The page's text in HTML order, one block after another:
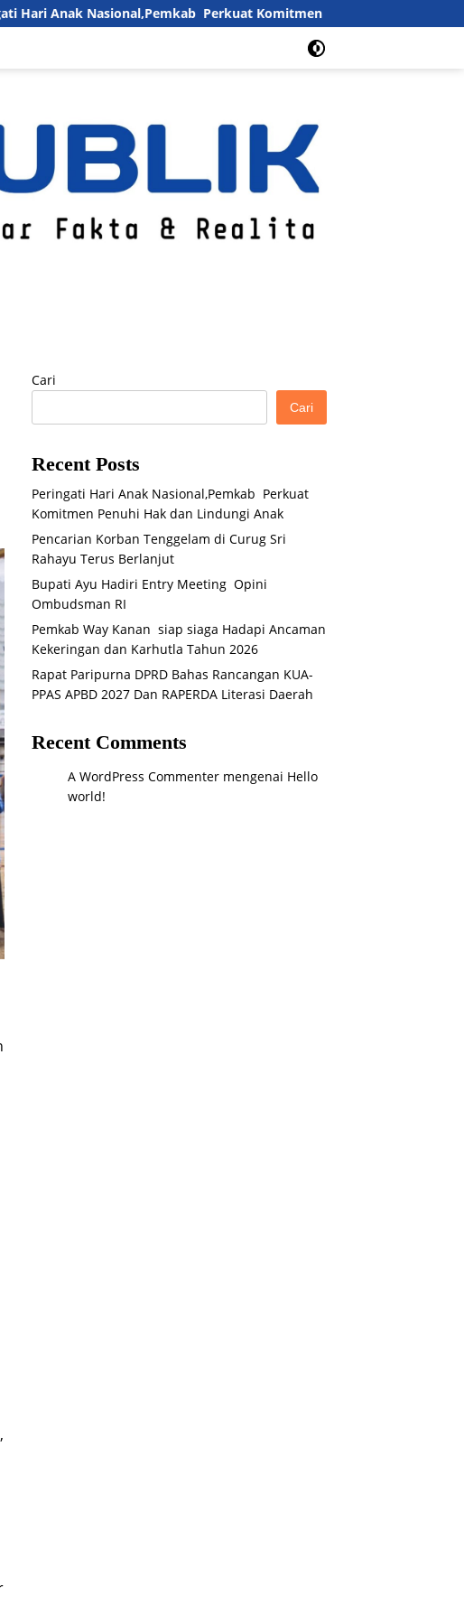
Perkuat Komitmen Penuhi Hak dan Lindungi Anak
Cari
Cari
Recent Posts
Peringati Hari Anak Nasional,Pemkab Perkuat
Komitmen Penuhi Hak dan Lindungi Anak
Pencarian Korban Tenggelam di Curug Sri
Rahayu Terus Berlanjut
Bupati Ayu Hadiri Entry Meeting Opini
Ombudsman RI
Pemkab Way Kanan siap siaga Hadapi Ancaman
Kekeringan dan Karhutla Tahun 2026
Rapat Paripurna DPRD Bahas Rancangan KUA-
PPAS APBD 2027 Dan RAPERDA Literasi Daerah
Recent Comments
A WordPress Commenter mengenai Hello
world!